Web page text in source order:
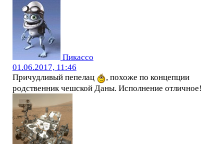
Пикассо
01.06.2017, 11:46
Причудливый пепелац
, похоже по концепции
родственник чешской Даны. Исполнение отличное!